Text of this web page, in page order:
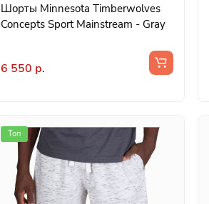
Шорты Minnesota Timberwolves
Concepts Sport Mainstream - Gray
6 550 р.
Топ